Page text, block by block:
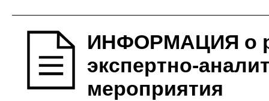
ИНФОРМАЦИЯ о
экспертно-
мероприятия